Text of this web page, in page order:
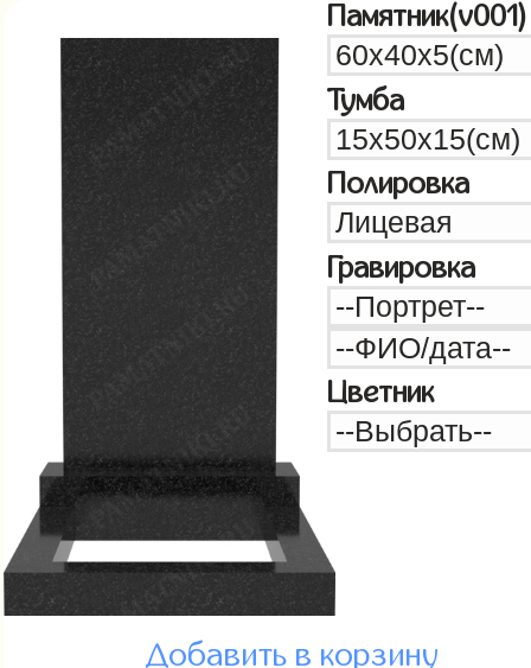
Памятник(v001)
Тумба
Полировка
Гравировка
Цветник
Добавить в корзину